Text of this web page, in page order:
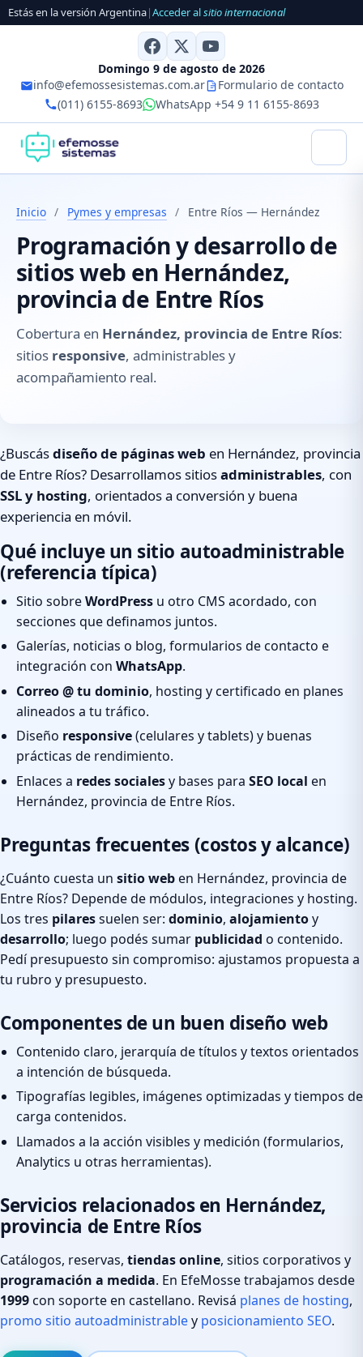
Estás en la versión Argentina|Acceder alsitio internacional
Domingo 9 de agosto de 2026
info@efemossesistemas.com.ar
Formulario de contacto
(011) 6155-8693
WhatsApp +54 9 11 6155-8693
Inicio / Pymes y empresas / Entre Ríos — Hernández
Programación y desarrollo de
sitios web en Hernández,
provincia de Entre Ríos
Cobertura en Hernández, provincia de Entre Ríos:
sitios responsive, administrables y
acompañamiento real.
¿Buscásdiseño de páginas web en Hernández, provincia
de Entre Ríos? Desarrollamos sitiosadministrables, con
SSL y hosting, orientados a conversión y buena
experiencia en móvil.
Qué incluye un sitio autoadministrable
(referencia típica)
Sitio sobreWordPress u otro CMS acordado, con
secciones que definamos juntos.
Galerías, noticias o blog, formularios de contacto e
integración con WhatsApp.
Correo @ tu dominio, hosting y certificado en planes
alineados a tu tráfico.
Diseño responsive(celulares y tablets) y buenas
prácticas de rendimiento.
Enlaces a redes socialesy bases para SEO local en
Hernández, provincia de Entre Ríos.
Preguntas frecuentes (costos y alcance)
¿Cuánto cuesta un sitio weben Hernández, provincia de
Entre Ríos? Depende de módulos, integraciones y hosting.
Los tres pilaressuelen ser: dominio, alojamientoy
desarrollo; luego podés sumar publicidad o contenido.
Pedí presupuesto sin compromiso: ajustamos propuesta a
tu rubro y presupuesto.
Componentes de un buen diseño web
Contenido claro, jerarquía de títulos y textos orientados
a intención de búsqueda.
Tipografías legibles, imágenes optimizadas y tiempos de
carga contenidos.
Llamados a la acción visibles y medición (formularios,
Analytics u otras herramientas).
Servicios relacionados en Hernández,
provincia de Entre Ríos
Catálogos, reservas, tiendas online, sitios corporativos y
programación a medida. En EfeMosse trabajamos desde
1999con soporte en castellano. Revisá planes de hosting,
promo sitio autoadministrabley posicionamiento SEO.